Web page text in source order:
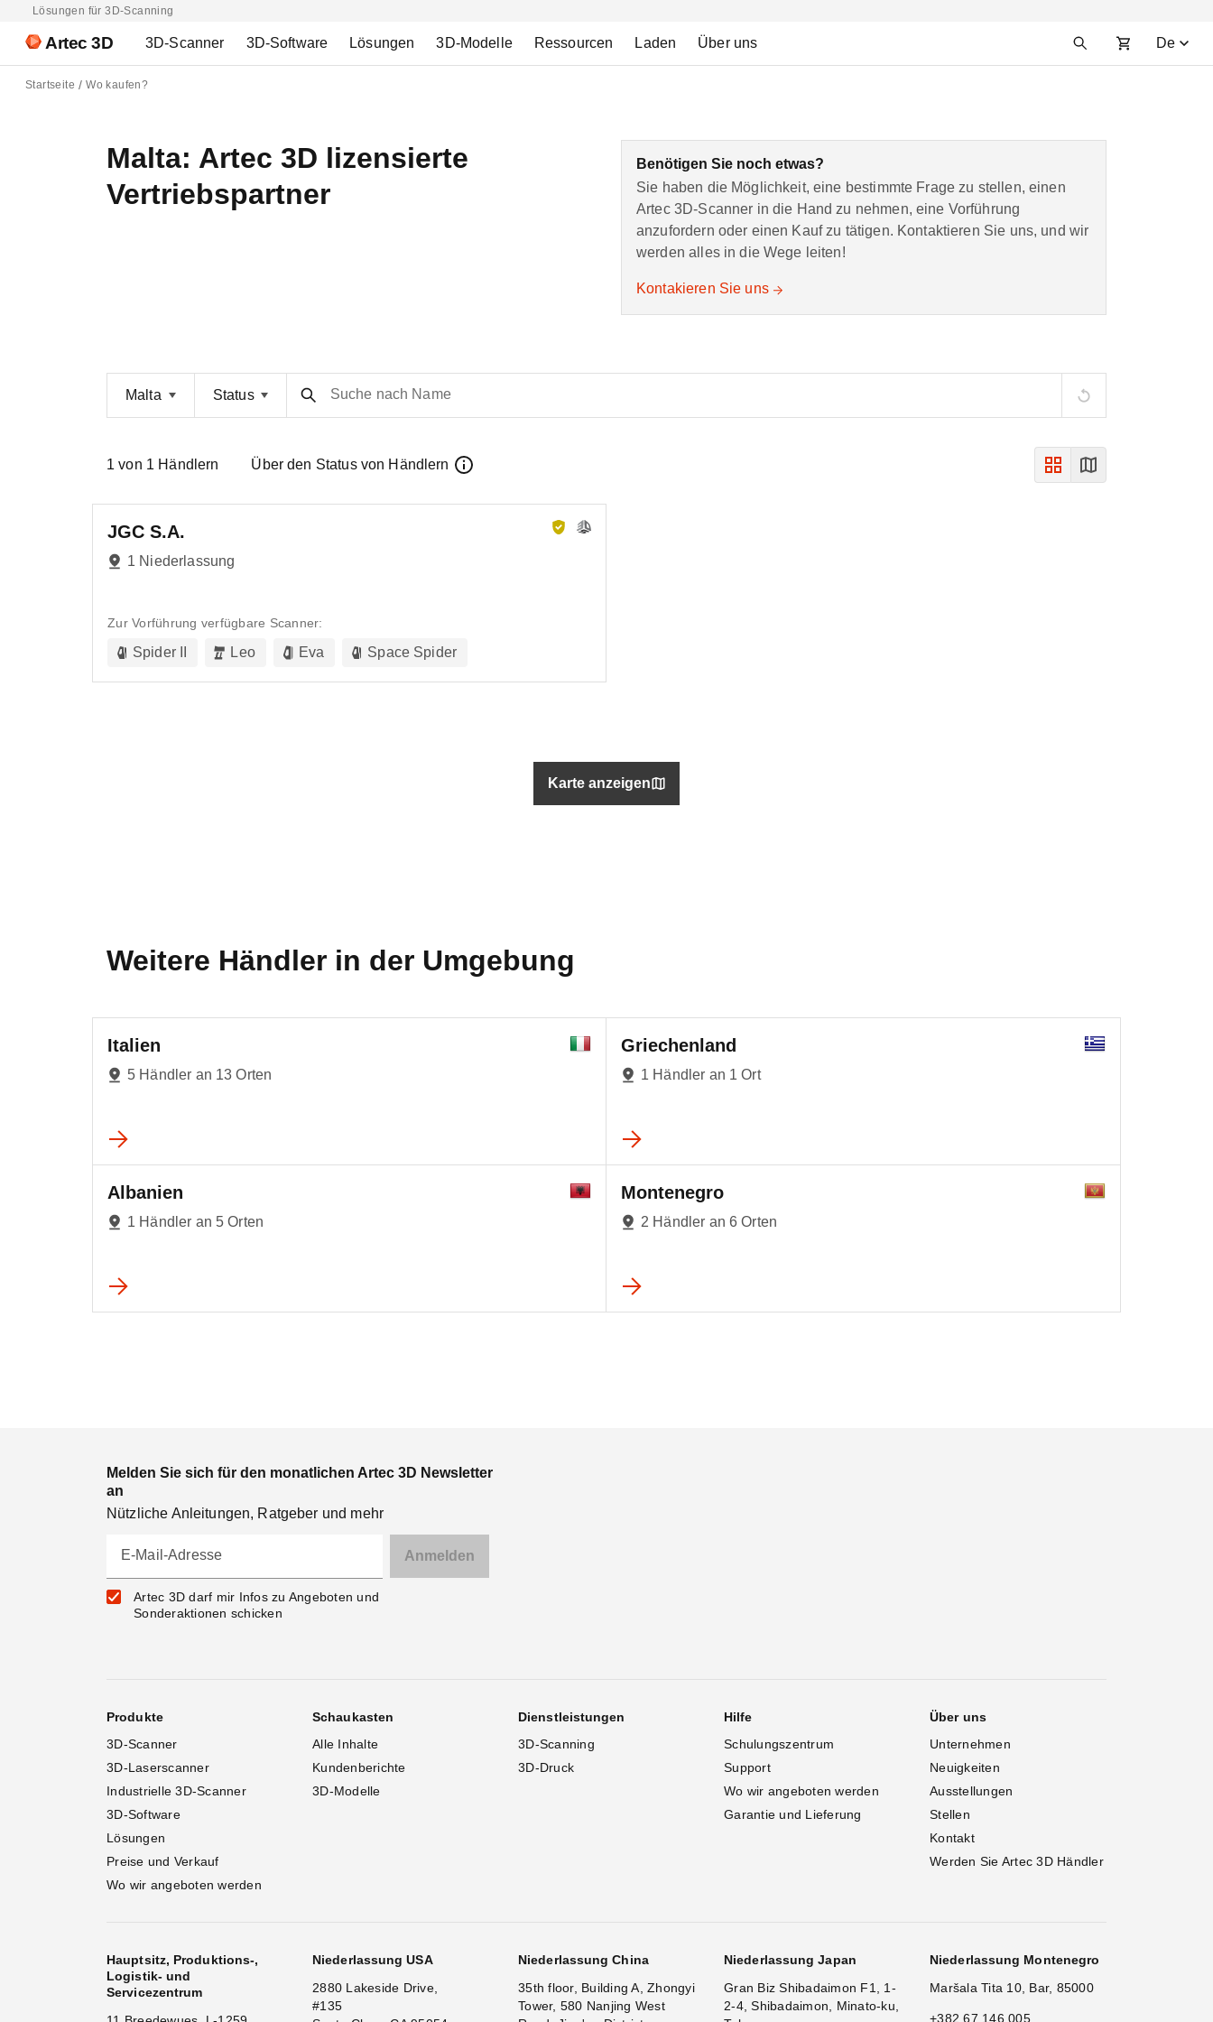
Lösungen für 3D-Scanning
Artec 3D 3D-Scanner 3D-Software Lösungen 3D-Modelle Ressourcen Laden Über uns De
Startseite Wo kaufen?
Malta: Artec 3D lizensierte
Vertriebspartner
Benötigen Sie noch etwas?
Sie haben die Möglichkeit, eine bestimmte Frage zu stellen, einen
Artec 3D-Scanner in die Hand zu nehmen, eine Vorführung
anzufordern oder einen Kauf zu tätigen. Kontaktieren Sie uns, und wir
werden alles in die Wege leiten!
Kontakieren Sie uns
Malta Status Suche nach Name
1 von 1 Händlern Über den Status von Händlern
JGC S.A.
1 Niederlassung
Zur Vorführung verfügbare Scanner:
Spider II Leo Eva Space Spider
Karte anzeigen
Weitere Händler in der Umgebung
Italien
5 Händler an 13 Orten
Griechenland
1 Händler an 1 Ort
Albanien
1 Händler an 5 Orten
Montenegro
2 Händler an 6 Orten
Melden Sie sich für den monatlichen Artec 3D Newsletter
an
Nützliche Anleitungen, Ratgeber und mehr
E-Mail-Adresse
Artec 3D darf mir Infos zu Angeboten und
Sonderaktionen schicken
Produkte
3D-Scanner
3D-Laserscanner
Industrielle 3D-Scanner
3D-Software
Lösungen
Preise und Verkauf
Wo wir angeboten werden
Schaukasten
Alle Inhalte
Kundenberichte
3D-Modelle
Dienstleistungen
3D-Scanning
3D-Druck
Hilfe
Schulungszentrum
Support
Wo wir angeboten werden
Garantie und Lieferung
Über uns
Unternehmen
Neuigkeiten
Ausstellungen
Stellen
Kontakt
Werden Sie Artec 3D Händler
Hauptsitz, Produktions-,
Logistik- und
Servicezentrum
Niederlassung USA
2880 Lakeside Drive,
#135
Niederlassung China
35th floor, Building A, Zhongyi
Tower, 580 Nanjing West
Niederlassung Japan
Gran Biz Shibadaimon F1, 1-
2-4, Shibadaimon, Minato-ku,
Niederlassung Montenegro
Maršala Tita 10, Bar, 85000
+382 67 146 005